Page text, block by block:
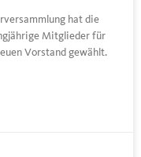
hat die
Mitglieder für
Vorstand gewählt.